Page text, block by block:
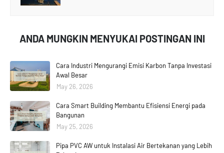
ANDA MUNGKIN MENYUKAI POSTINGAN INI
Cara Industri Mengurangi Emisi Karbon Tanpa Investasi
Awal Besar
May 26, 2026
Cara Smart Building Membantu Efisiensi Energi pada
Bangunan
May 25, 2026
Pipa PVC AW untuk Instalasi Air Bertekanan yang Lebih